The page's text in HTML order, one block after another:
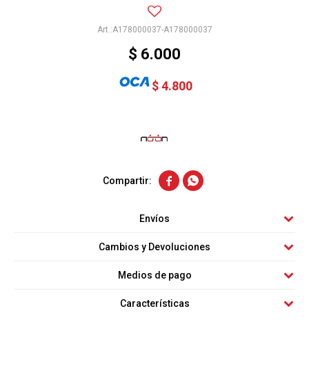
A178000037-A178000037
$ 6.000
$ 4.800
 
Envíos
Cambios y Devoluciones
Medios de pago
Características